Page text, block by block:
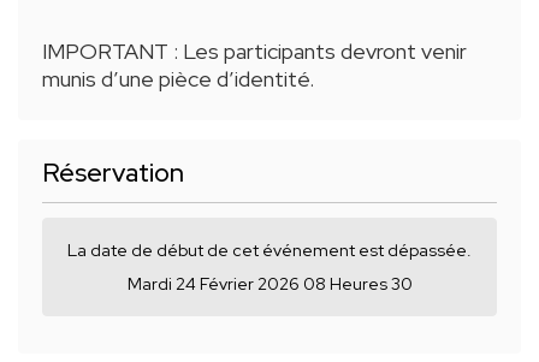
IMPORTANT : Les participants devront venir
munis d’une pièce d’identité.
Réservation
La date de début de cet événement est dépassée.
Mardi 24 Février 2026 08 Heures 30